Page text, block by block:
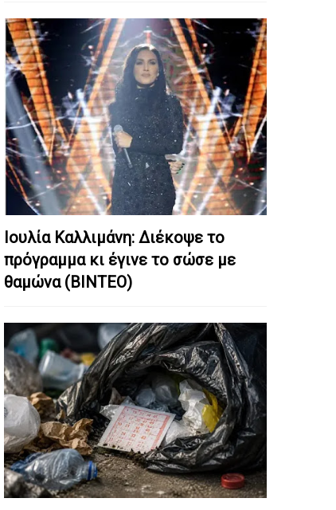
Ιουλία Καλλιμάνη: Διέκοψε το
πρόγραμμα κι έγινε το σώσε με
θαμώνα (ΒΙΝΤΕΟ)